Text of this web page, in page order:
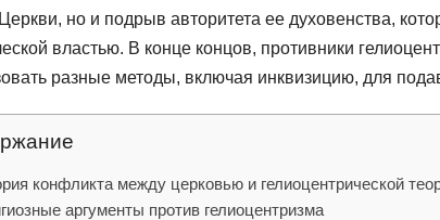
но и подрыв авторитета ее духовенства,
властью. В конце концов, противники
разные методы, включая инквизицию, для
конфликта между церковью и гелиоцентрической
аргументы против гелиоцентризма